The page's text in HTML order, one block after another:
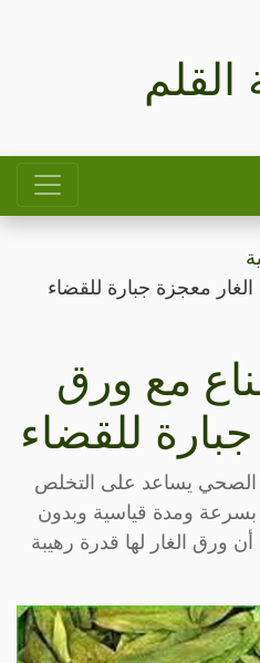
القلم
معجزة جبارة للقضاء
مع ورق
للقضاء
الصحي يساعد على التخلص
ومدة قياسية وبدون
ورق الغار لها قدرة رهيبة